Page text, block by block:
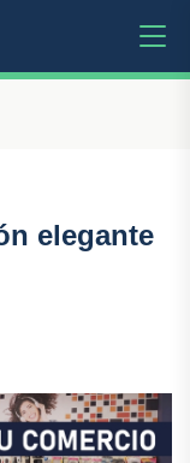
elegante